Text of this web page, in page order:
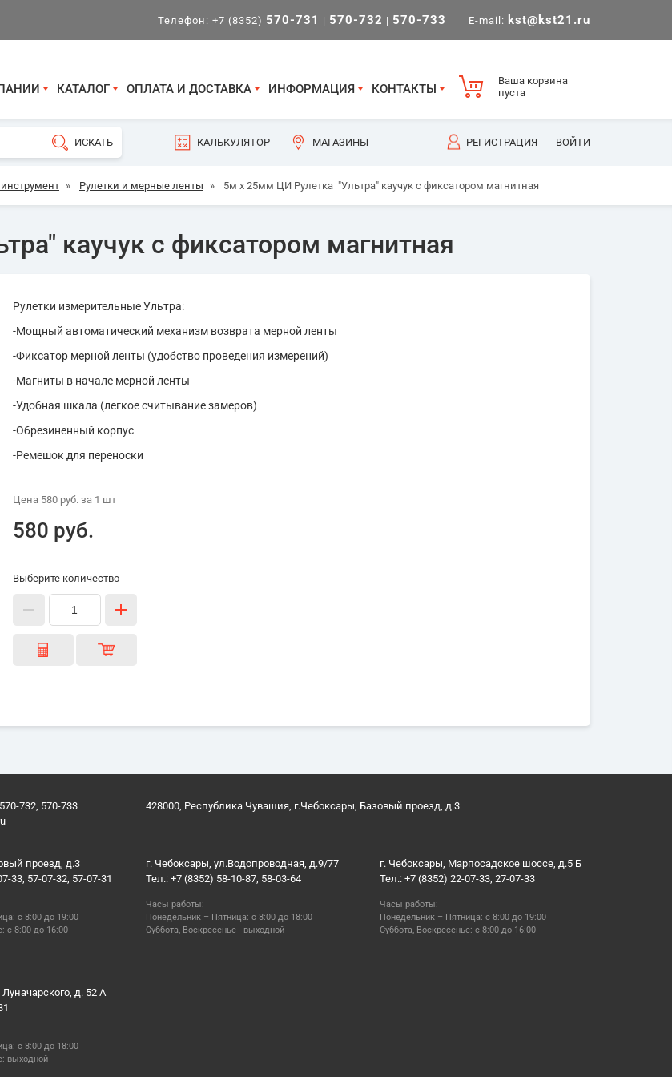
Телефон: +7 (8352) 570-731 | 570-732 | 570-733 E-mail: kst@kst21.ru
КАТАЛОГ ОПЛАТА И ДОСТАВКА ИНФОРМАЦИЯ КОНТАКТЫ
Ваша корзина
пуста
КАЛЬКУЛЯТОР МАГАЗИНЫ РЕГИСТРАЦИЯ ВОЙТИ
» Рулетки и мерные ленты » 5м х 25мм ЦИ Рулетка "Ультра" каучук с фиксатором магнитная
каучук с фиксатором магнитная
Рулетки измерительные Ультра:
-Мощный автоматический механизм возврата мерной ленты
-Фиксатор мерной ленты (удобство проведения измерений)
-Магниты в начале мерной ленты
-Удобная шкала (легкое считывание замеров)
-Обрезиненный корпус
-Ремешок для переноски
Цена 580 руб.за 1 шт
580 руб.
Выберите количество
732, 570-733
428000, Республика Чувашия, г.Чебоксары, Базовый проезд, д.3
проезд, д.3
33, 57-07-32, 57-07-31
с 8:00 до 19:00
с 8:00 до 16:00
г. Чебоксары, ул.Водопроводная, д.9/77
Тел.: +7 (8352) 58-10-87, 58-03-64
Часы работы:
Понедельник – Пятница: с 8:00 до 18:00
Суббота, Воскресенье - выходной
г. Чебоксары, Марпосадское шоссе, д.5 Б
Тел.: +7 (8352) 22-07-33, 27-07-33
Часы работы:
Понедельник – Пятница: с 8:00 до 19:00
Суббота, Воскресенье: с 8:00 до 16:00
д. 52 А
с 8:00 до 18:00
выходной